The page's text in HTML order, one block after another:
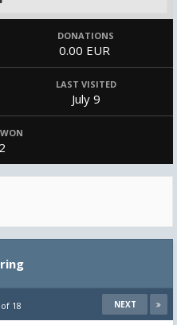
DONATIONS
0.00 EUR
LAST VISITED
July 9
NEXT
18